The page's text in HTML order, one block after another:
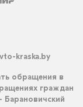
kraska.by
обращения в
граждан
Барановичский